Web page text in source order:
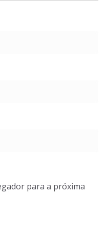
para a próxima